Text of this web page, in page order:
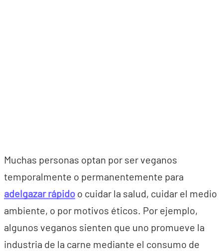
Muchas personas optan por ser veganos
temporalmente o permanentemente para
adelgazar rápido o cuidar la salud, cuidar el medio
ambiente, o por motivos éticos. Por ejemplo,
algunos veganos sienten que uno promueve la
industria de la carne mediante el consumo de